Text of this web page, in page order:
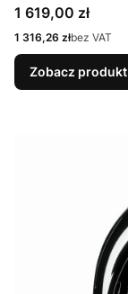
Cena
1 619,00 zł
Cena
1 316,26 złbez VAT
Zobacz produkt